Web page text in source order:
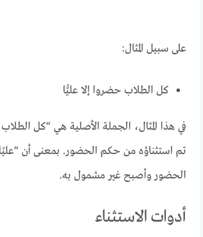
على سبيل المثال:
كل الطلاب حضروا إلا عليًّا
في هذا المثال، الجملة الأصلية هي “كل
تم استثناؤه من حكم الحضور. بمعنى أن
الحضور وأصبح غير مشمول به.
أدوات الاستثناء